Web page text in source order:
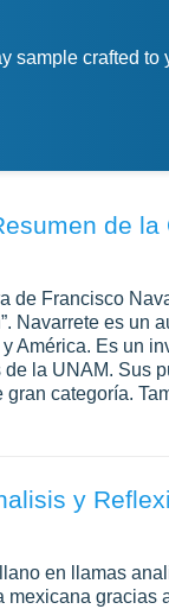
sample crafted to
de
de Francisco
Navarrete es un
América. Es un
la UNAM. Sus
categoría.
y
en llamas
mexicana